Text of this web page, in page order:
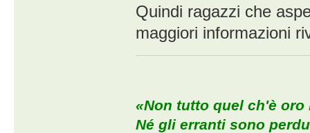
Quindi ragazzi che
maggiori informazioni
«Non tutto quel ch'è oro
Né gli erranti sono